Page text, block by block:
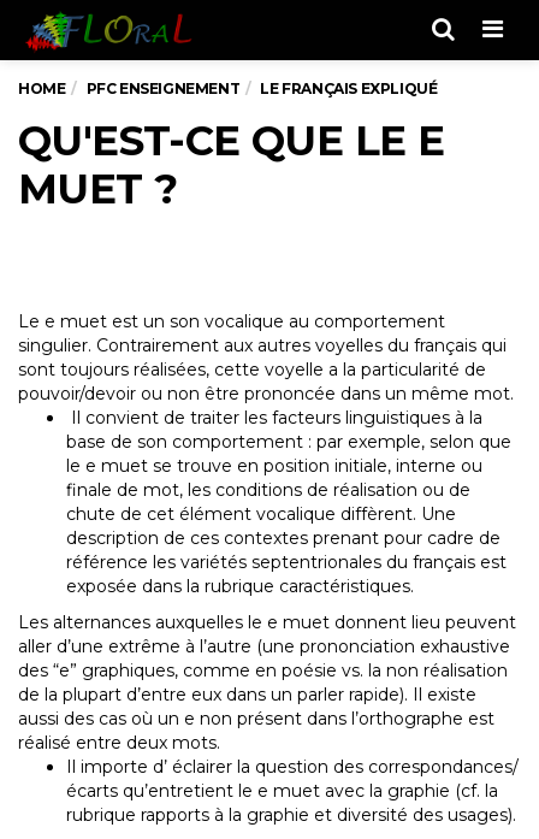
HOME PFC ENSEIGNEMENT LE FRANÇAIS EXPLIQUÉ
QU'EST-CE QUE LE E
MUET ?
Le e muet est un son vocalique au comportement
singulier. Contrairement aux autres voyelles du français qui
sont toujours réalisées, cette voyelle a la particularité de
pouvoir/devoir ou non être prononcée dans un même mot.
Il convient de traiter les facteurs linguistiques à la
base de son comportement : par exemple, selon que
le e muet se trouve en position initiale, interne ou
finale de mot, les conditions de réalisation ou de
chute de cet élément vocalique diffèrent. Une
description de ces contextes prenant pour cadre de
référence les variétés septentrionales du français est
exposée dans la rubrique caractéristiques.
Les alternances auxquelles le e muet donnent lieu peuvent
aller d’une extrême à l’autre (une prononciation exhaustive
des “e” graphiques, comme en poésie vs. la non réalisation
de la plupart d’entre eux dans un parler rapide). Il existe
aussi des cas où un e non présent dans l’orthographe est
réalisé entre deux mots.
Il importe d’ éclairer la question des correspondances/
écarts qu’entretient le e muet avec la graphie (cf. la
rubrique rapports à la graphie et diversité des usages).